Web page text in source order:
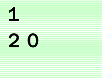
１ Ｆ
２０